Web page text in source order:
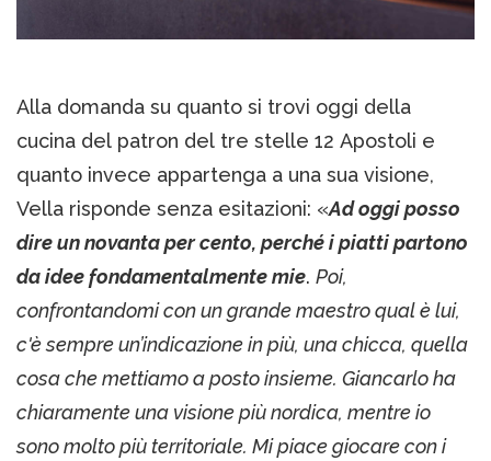
Alla domanda su quanto si trovi oggi della
cucina del patron del tre stelle 12 Apostoli e
quanto invece appartenga a una sua visione,
Vella risponde senza esitazioni: «Ad oggi posso
dire un novanta per cento, perché i piatti partono
da idee fondamentalmente mie. Poi,
confrontandomi con un grande maestro qual è lui,
c'è sempre un’indicazione in più, una chicca, quella
cosa che mettiamo a posto insieme. Giancarlo ha
chiaramente una visione più nordica, mentre io
sono molto più territoriale. Mi piace giocare con i